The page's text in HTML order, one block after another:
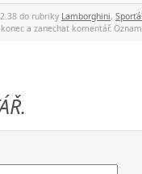
do rubriky Lamborghini,
konec a zanechat komentář.